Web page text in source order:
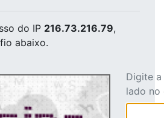
do IP 216.73.216.79,
abaixo.
Digite
lado no